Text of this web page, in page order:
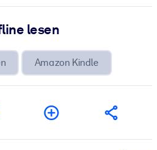
lesen
Amazon Kindle